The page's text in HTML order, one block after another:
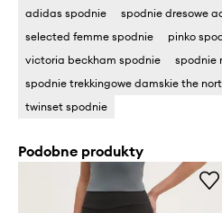
adidas spodnie
spodnie dresowe
selected femme spodnie
pinko
victoria beckham spodnie
spodnie
spodnie trekkingowe damskie the
twinset spodnie
Podobne produkty